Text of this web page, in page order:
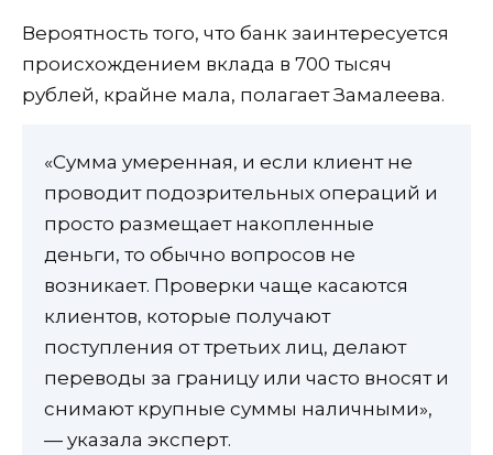
Вероятность того, что банк заинтересуется
происхождением вклада в 700 тысяч
рублей, крайне мала, полагает Замалеева.
«Сумма умеренная, и если клиент не
проводит подозрительных операций и
просто размещает накопленные
деньги, то обычно вопросов не
возникает. Проверки чаще касаются
клиентов, которые получают
поступления от третьих лиц, делают
переводы за границу или часто вносят и
снимают крупные суммы наличными»,
— указала эксперт.